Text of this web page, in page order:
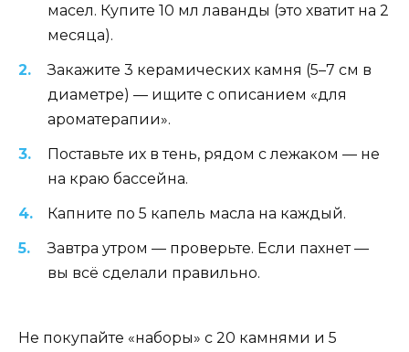
масел. Купите 10 мл лаванды (это хватит на 2
месяца).
Закажите 3 керамических камня (5–7 см в
диаметре) — ищите с описанием «для
ароматерапии».
Поставьте их в тень, рядом с лежаком — не
на краю бассейна.
Капните по 5 капель масла на каждый.
Завтра утром — проверьте. Если пахнет —
вы всё сделали правильно.
Не покупайте «наборы» с 20 камнями и 5